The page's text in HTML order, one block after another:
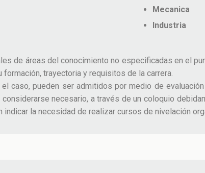
Mecanica
Industria
de áreas del conocimiento no especificadas en el
trayectoria y requisitos de la carrera.
el caso, pueden ser admitidos por medio de
necesario, a través de un coloquio
indicar la necesidad de realizar cursos de nivelación